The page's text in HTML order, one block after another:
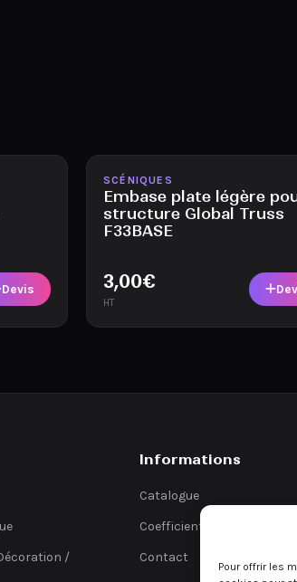
Pour offrir les
Devis
Disponible
SCÉNIQUES
Embase plate légère
structure Global Truss
F33BASE
3,00€
HT
/
Informations
Catalogue
Coefficients
Contact